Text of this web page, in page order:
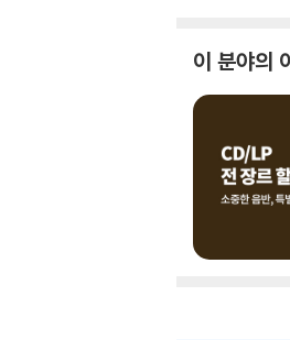
이 분야의